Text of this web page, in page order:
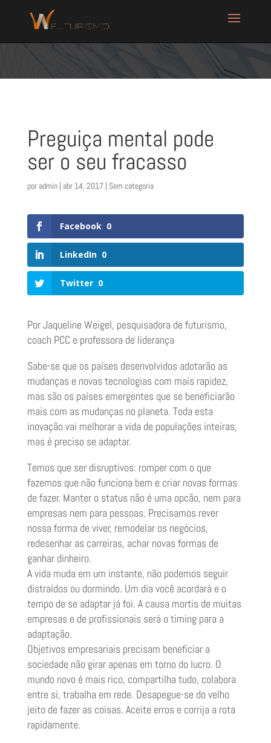
Preguiça mental pode
ser o seu fracasso
por admin| abr 14, 2017| Sem categoria
Facebook 0
LinkedIn 0
Twitter 0
Por Jaqueline Weigel, pesquisadora de futurismo,
coach PCC e professora de liderança
Sabe-se que os países desenvolvidos adotarão as
mudanças e novas tecnologias com mais rapidez,
mas são os países emergentes que se beneficiarão
mais com as mudanças no planeta. Toda esta
inovação vai melhorar a vida de populações inteiras,
mas é preciso se adaptar.
Temos que ser disruptivos: romper com o que
fazemos que não funciona bem e criar novas formas
de fazer. Manter o status não é uma opcão, nem para
empresas nem para pessoas. Precisamos rever
nossa forma de viver, remodelar os negócios,
redesenhar as carreiras, achar novas formas de
ganhar dinheiro.
A vida muda em um instante, não podemos seguir
distraídos ou dormindo. Um dia você acordará e o
tempo de se adaptar já foi. A causa mortis de muitas
empresas e de profissionais será o timing para a
adaptação.
Objetivos empresariais precisam beneficiar a
sociedade não girar apenas em torno do lucro. O
mundo novo é mais rico, compartilha tudo, colabora
entre si, trabalha em rede. Desapegue-se do velho
jeito de fazer as coisas. Aceite erros e corrija a rota
rapidamente.